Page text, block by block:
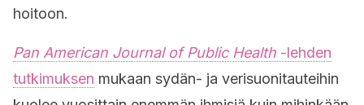
hoitoon.
Pan American Journal of Public Health -lehden
tutkimuksen mukaan sydän- ja verisuonitauteihin